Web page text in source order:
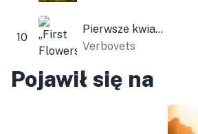
10
Pierwsze kwiaty
Verbovets
Pojawił się na